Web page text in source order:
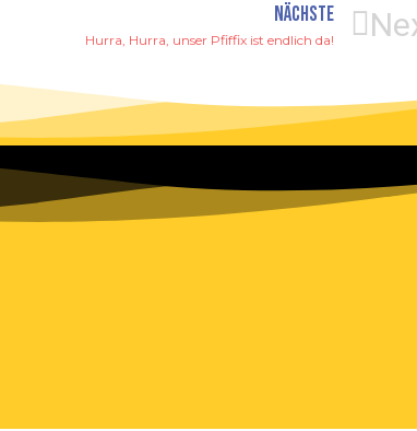
NÄCHSTE
Hurra, Hurra, unser Pfiffix ist endlich da!